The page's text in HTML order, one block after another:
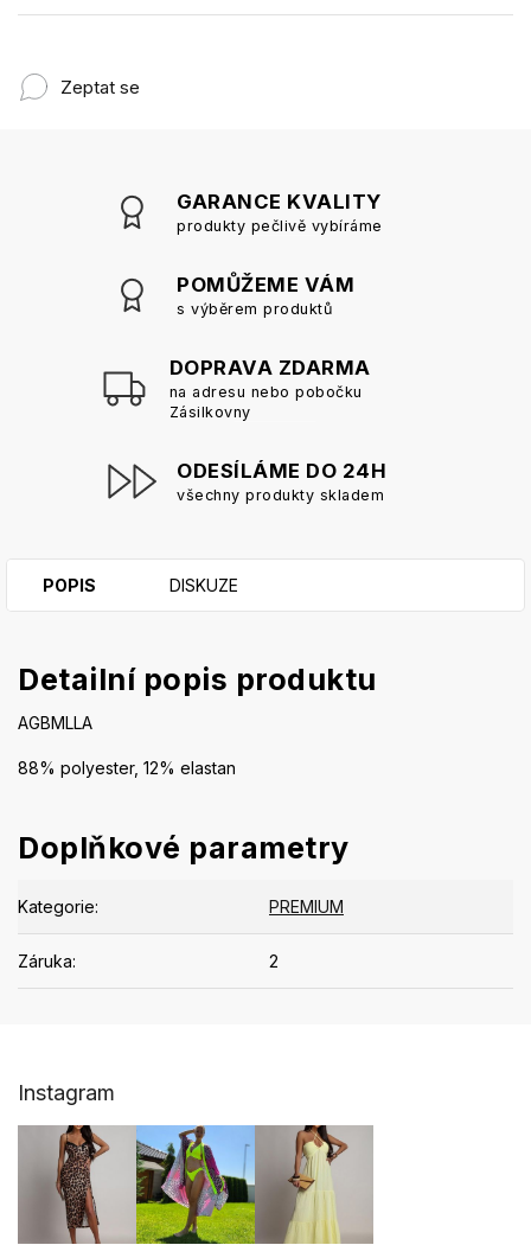
Zeptat se
GARANCE KVALITY
produkty pečlivě vybíráme
POMŮŽEME VÁM
s výběrem produktů
DOPRAVA ZDARMA
na adresu nebo pobočku
Zásilkovny
ODESÍLÁME DO 24H
všechny produkty skladem
POPIS DISKUZE
Detailní popis produktu
AGBMLLA
88% polyester, 12% elastan
Doplňkové parametry
Kategorie: PREMIUM
Záruka: 2
Instagram